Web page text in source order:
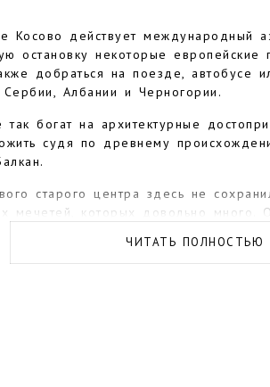
Косово действует международный
остановку некоторые
добраться на поезде, автобусе
Албании и Черногории.
так богат на архитектурные
судя по древнему
старого центра здесь не
мечетей, которых довольно много.
хаммам 15 века, многие столетия
мечети.
ЧИТАТЬ ПОЛНОСТЬЮ